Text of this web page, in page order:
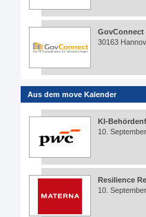
GovConnect
30163
Aus dem move Kalender
KI-
10.
Resilience
10.